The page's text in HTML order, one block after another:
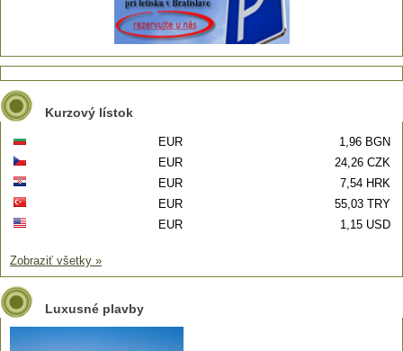
Kurzový lístok
EUR
1,96 BGN
EUR
24,26 CZK
EUR
7,54 HRK
EUR
55,03 TRY
EUR
1,15 USD
Zobraziť všetky »
Luxusné plavby